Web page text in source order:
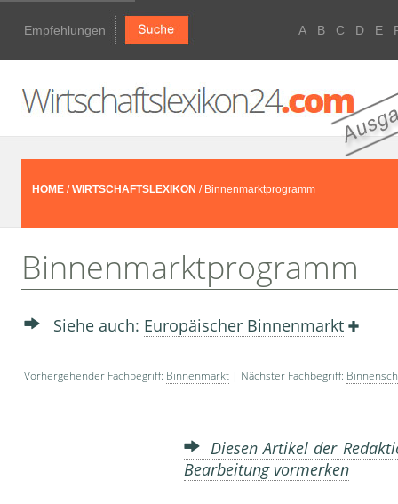
Empfehlungen A B C D E
HOME /WIRTSCHAFTSLEXIKON / Binnenmarktprogramm
Binnenmarktprogramm
Siehe auch: Europäischer Binnenmarkt
Vorhergehender Fachbegriff: Binnenmarkt | Nächster Fachbegriff:
Diesen Artikel der
Bearbeitung vormerken